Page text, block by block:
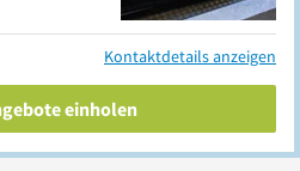
Kontaktdetails anzeigen
einholen